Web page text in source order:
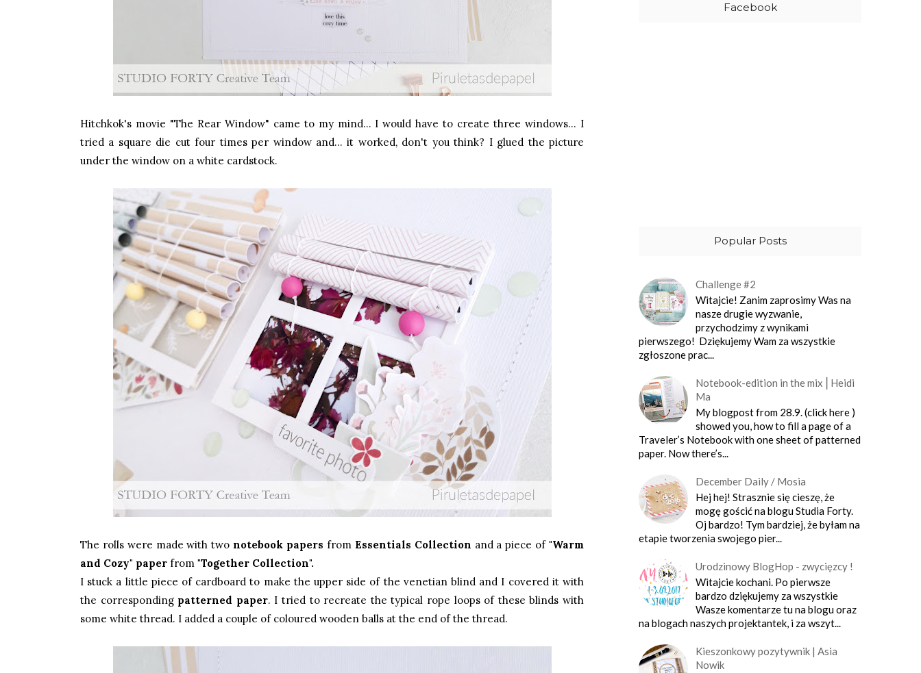
Hitchkok's movie "The Rear Window" came to my mind... I would have to create three windows... I
tried a square die cut four times per window and... it worked, don't you think? I glued the picture
under the window on a white cardstock.
The rolls were made with twonotebook papers from Essentials Collection and a piece of"Warm
and Cozy" paper from "Together Collection".
I stuck a little piece of cardboard to make the upper side of the venetian blind and I covered it with
the corresponding patterned paper. I tried to recreate the typical rope loops of these blinds with
some white thread. I added a couple of coloured wooden balls at the end of the thread.
Facebook
Popular Posts
Challenge #2
Witajcie! Zanim zaprosimy Was na
nasze drugie wyzwanie,
przychodzimy z wynikami
pierwszego! Dziękujemy Wam za wszystkie
zgłoszone prac...
Notebook-edition in the mix⎪Heidi
Ma
My blogpost from 28.9. (click here )
showed you, how to fill a page of a
Traveler’s Notebook with one sheet of patterned
paper. Now there’s...
December Daily / Mosia
Hej hej! Strasznie się cieszę, że
mogę gościć na blogu Studia Forty.
Oj bardzo! Tym bardziej, że byłam na
etapie tworzenia swojego pier...
Urodzinowy BlogHop - zwycięzcy !
Witajcie kochani. Po pierwsze
bardzo dziękujemy za wszystkie
Wasze komentarze tu na blogu oraz
na blogach naszych projektantek, i za wszyt...
Kieszonkowy pozytywnik | Asia
Nowik